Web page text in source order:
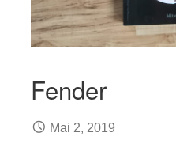
Fender
Mai 2, 2019